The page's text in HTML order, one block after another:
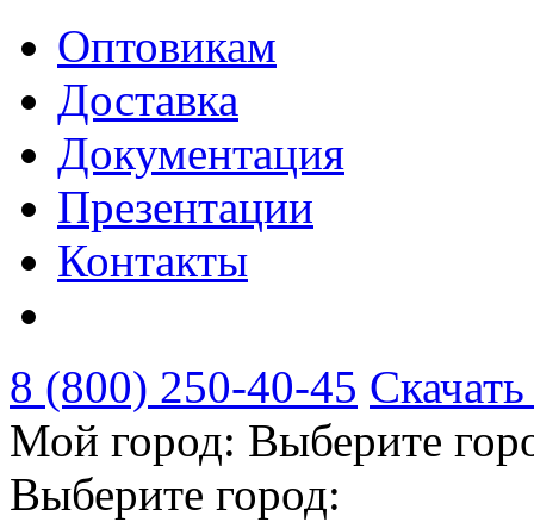
Оптовикам
Доставка
Документация
Презентации
Контакты
8 (800) 250-40-45
Мой город: Выберите
Выберите город: